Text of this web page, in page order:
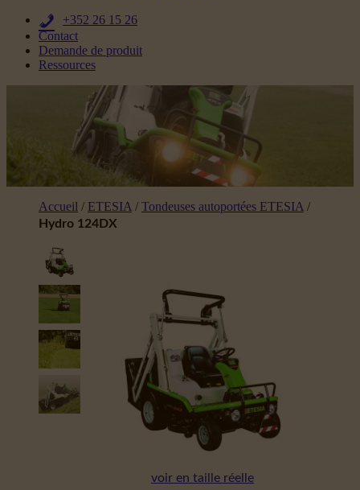
+352 26 15 26
Contact
Demande de produit
Ressources
Accueil / ETESIA / Tondeuses autoportées ETESIA /
Hydro 124DX
voir en taille réelle